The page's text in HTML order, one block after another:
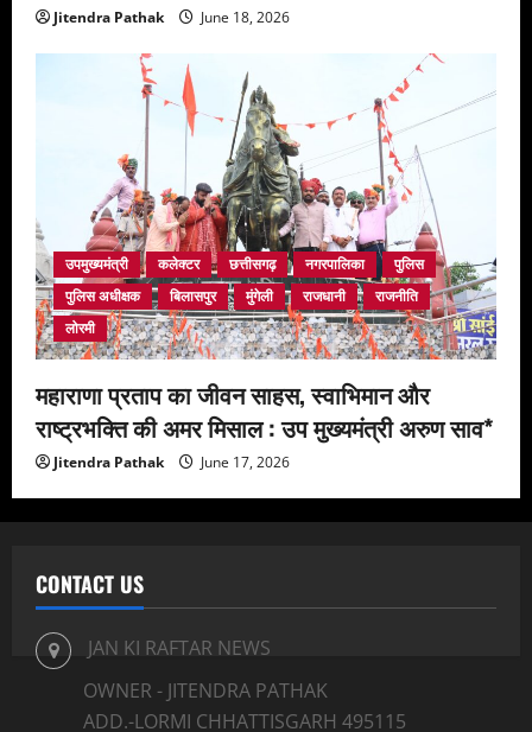
Jitendra Pathak June 18, 2026
उपमुख्यमंत्री कलेक्टर छत्तीसगढ़ नगरपालिका
पुलिस
पुलिस अधीक्षक
बिलासपुर मुंगेली राजधानी
राजनीति
लोरमी
महाराणा प्रताप का जीवन साहस, स्वाभिमान और
राष्ट्रभक्ति की अमर मिसाल : उप मुख्यमंत्री अरुण साव*
Jitendra Pathak June 17, 2026
CONTACT US
JAN KI RAFTAR NEWS
OWNER - JITENDRA PATHAK
ADD.-LORMI CHHATTISGARH 495115